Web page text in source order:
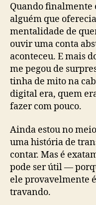
Quando finalmente
alguém que
mentalidade de
ouvir uma conta
aconteceu. E mais
me pegou de
tinha de mito na
digital era, quem
fazer com pouco.
Ainda estou no
uma história de
contar. Mas é
pode ser útil —
ele provavelmente
travando.